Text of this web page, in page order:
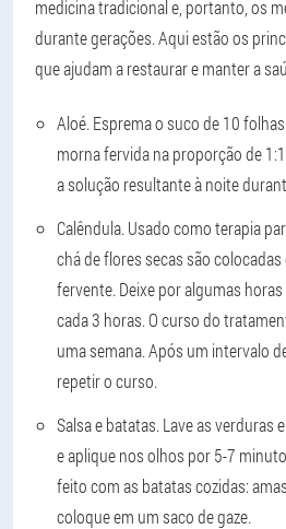
medicina tradicional e, portanto, os
durante gerações. Aqui estão os
que ajudam a restaurar e manter a
Aloé. Esprema o suco de 10
morna fervida na proporção de
a solução resultante à noite
Calêndula. Usado como terapia
chá de flores secas são
fervente. Deixe por algumas
cada 3 horas. O curso do
uma semana. Após um intervalo
repetir o curso.
Salsa e batatas. Lave as verduras
e aplique nos olhos por 5-7
feito com as batatas cozidas:
coloque em um saco de gaze.